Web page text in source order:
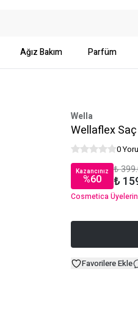
Ağız Bakım Parfüm
Wella
Wellaflex
0
Kazancınız
%60
₺
₺
Cosmetica
Favorilere Ekle